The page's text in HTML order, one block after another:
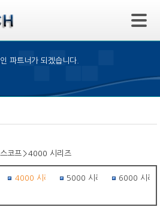
파트너가 되겠습니다.
.
코프 >4000 시리즈
4000 시리즈 5000 시리즈
6000 시리